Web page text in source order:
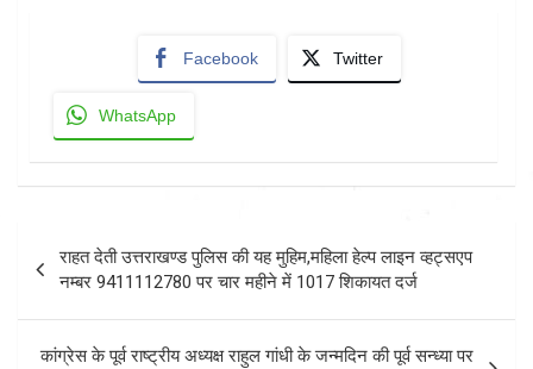
Facebook Twitter
WhatsApp
navigation
राहत देती उत्तराखण्ड पुलिस की यह मुहिम,महिला हेल्प लाइन व्हट्सएप
नम्बर 9411112780 पर चार महीने में 1017 शिकायत दर्ज
कांग्रेस के पूर्व राष्ट्रीय अध्यक्ष राहुल गांधी के जन्मदिन की पूर्व सन्ध्या पर